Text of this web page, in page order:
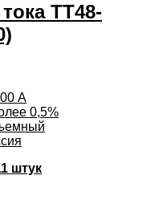
ТТ48-
А
0,5%
штук